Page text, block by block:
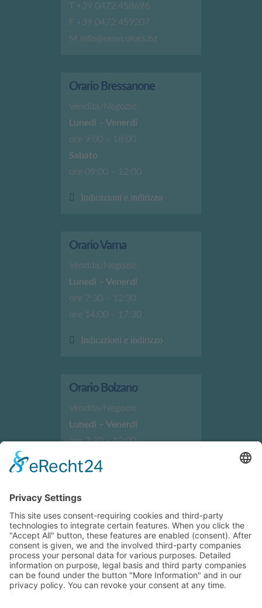
T +39 0472 458696
F +39 0472 459207
M info@newcolors.bz
Orario Bressanone
Vendita/Negozio
Lunedi – Venerdi
ore 9:00 – 18:00
Sabato
ore 09:00 – 12:00
Indicazioni e indirizzo
Orario Varna
Vendita/Negozio
Lunedi – Venerdi
ore 7:30 – 12:30
ore 14:00 – 17:30
Indicazioni e indirizzo
Orario Bolzano
Vendita/Negozio
Lunedi – Venerdi
ore 7:30 – 12:00
Orario Brunico
Vendita/Negozio
Lunedi – Venerdi
ore 7:30 – 12:00